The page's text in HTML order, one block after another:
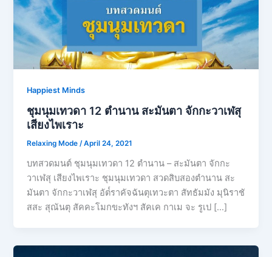
Happiest Minds
ชุมนุมเทวดา 12 ตำนาน สะมันตา จักกะวาเฬสุ
เสียงไพเราะ
Relaxing Mode/April 24, 2021
บทสวดมนต์ ชุมนุมเทวดา 12 ตำนาน – สะมันตา จักกะ
วาเฬสุ เสียงไพเราะ ชุมนุมเทวดา สวดสิบสองตำนาน สะ
มันตา จักกะวาเฬสุ อัต๎ราคัจฉันตุเทวะตา สัทธัมมัง มุนิราชั
สสะ สุณันตุ สัคคะโมกขะทังฯ สัคเค กาเม จะ รูเป […]